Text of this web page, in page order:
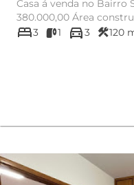
Casa á venda no Bairro
380.000,00 Área construída: 120,00m². Área de terreno:
250,...
bed3 1 directions_car3 construction120